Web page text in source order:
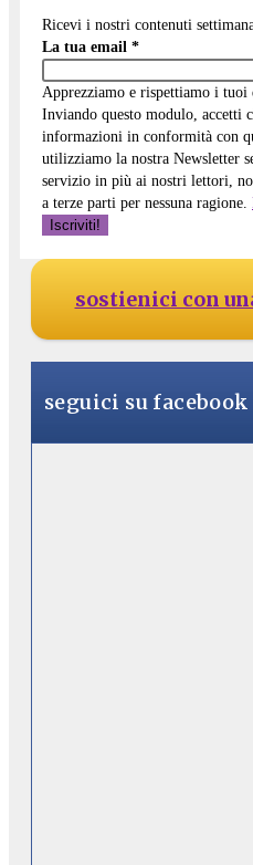
Ricevi i nostri contenuti
La tua email *
Apprezziamo e rispettiamo i tuoi
Inviando questo modulo, accetti
informazioni in conformità con
utilizziamo la nostra Newsletter
servizio in più ai nostri lettori,
a terze parti per nessuna ragione.
sostienici con
seguici su facebook